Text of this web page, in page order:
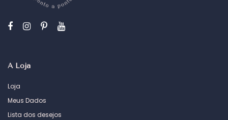
A Loja
Loja
Meus Dados
Lista dos desejos